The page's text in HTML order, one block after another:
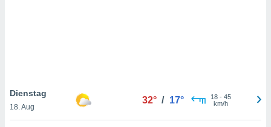
Dienstag
18. Aug
32° / 17° 18- 45
km/h